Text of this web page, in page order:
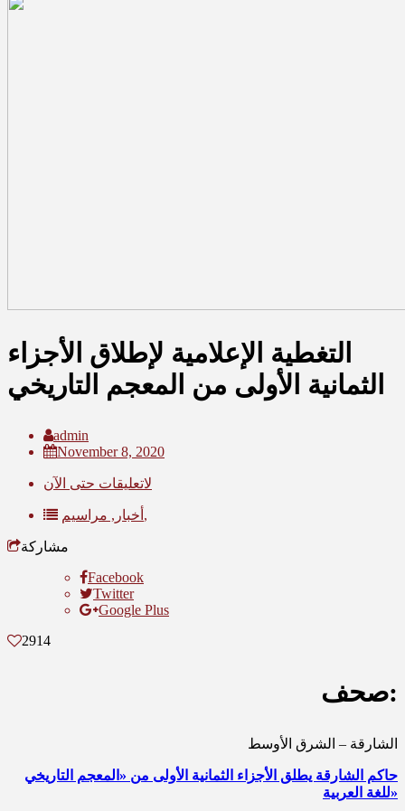
التغطية الإعلامية لإطلاق الأجزاء
الثمانية الأولى من المعجم التاريخي
admin
November 8, 2020
لاتعليقات حتى الآن
أخبار, مراسيم,
مشاركة
Facebook
Twitter
Google Plus
2914
صحف:
الشارقة – الشرق الأوسط
حاكم الشارقة يطلق الأجزاء الثمانية الأولى من «المعجم التاريخي
للغة العربية»